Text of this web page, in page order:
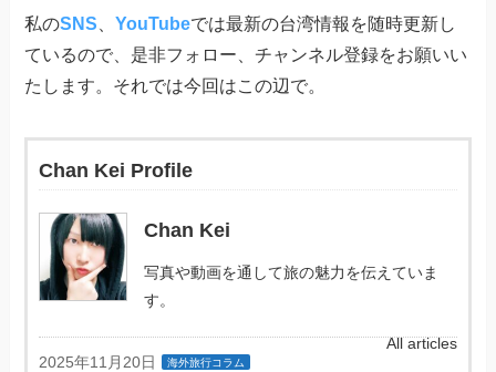
私のSNS 、YouTubeでは最新の台湾情報を随時更新し
ているので、是非フォロー、チャンネル登録をお願いい
たします。それでは今回はこの辺で。
Chan Kei Profile
Chan Kei
写真や動画を通して旅の魅力を伝えていま
す。
All articles
2025年11月20日
海外旅行コラム